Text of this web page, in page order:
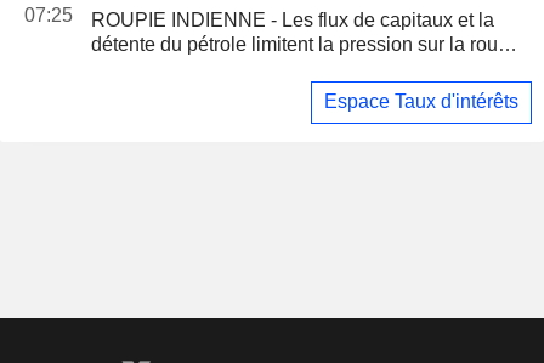
07:25
ROUPIE INDIENNE - Les flux de capitaux et la
détente du pétrole limitent la pression sur la roupie
Espace Taux d'intérêts